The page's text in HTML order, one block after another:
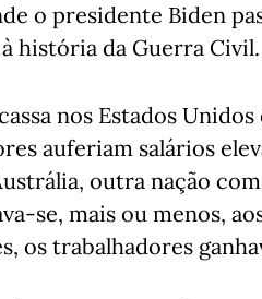
o presidente Biden
história da Guerra Civil.
nos Estados
auferiam salários
outra nação
se, mais ou menos,
os trabalhadores